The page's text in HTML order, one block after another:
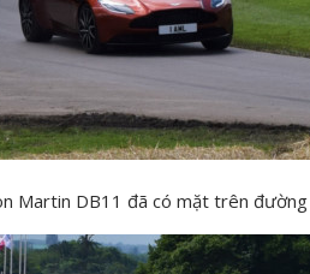
Martin DB11 đã có mặt trên đường